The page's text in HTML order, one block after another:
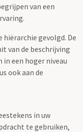
van een
gevolgd. De
van de beschrijving
een hoger niveau
ook aan de
in uw
te gebruiken,